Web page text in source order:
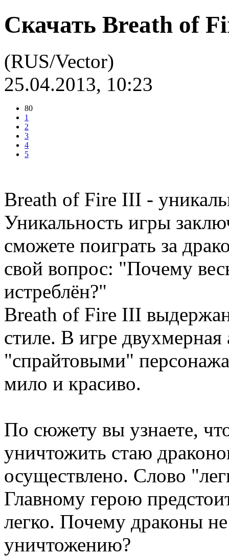
Скачать Breath of
(RUS/Vector)
25.04.2013, 10:23
80
1
2
3
4
5
Breath of Fire III -
Уникальность игры
сможете поиграть за
свой вопрос: "Почему
истреблён?"
Breath of Fire III
стиле. В игре
"спрайтовыми"
мило и красиво.
По сюжету вы узнаете,
уничтожить стаю
осуществлено. Слово
Главному герою
легко. Почему драконы
уничтожению?